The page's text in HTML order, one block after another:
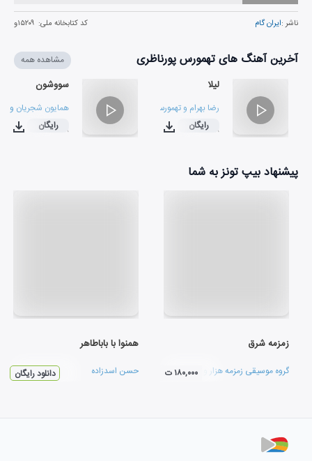
ناشر :ایران گام کد کتابخانه ملی: ۱۵۲۰۹و
آخرین آهنگ های تهمورس پورناظری مشاهده همه
لیلا
رضا بهرام و تهمورس پورناظری
۰۴:۴۸رایگان
سووشون
همایون شجریان و
۰۶:۴۸رایگان
پیشنهاد بیپ تونز به شما
زمزمه شرق
گروه موسیقی زمزمه هزار و یک شب
۱۸۰,۰۰۰ ت
همنوا با باباطاهر
حسن اسدزاده دانلود رایگان